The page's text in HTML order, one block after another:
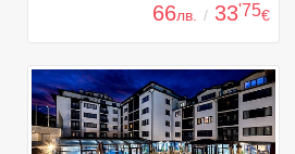
66лв. / 33'75€